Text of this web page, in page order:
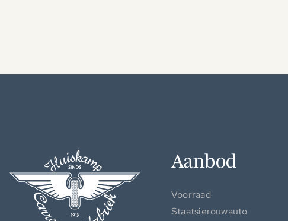
Aanbod
Voorraad
Staatsierouwauto